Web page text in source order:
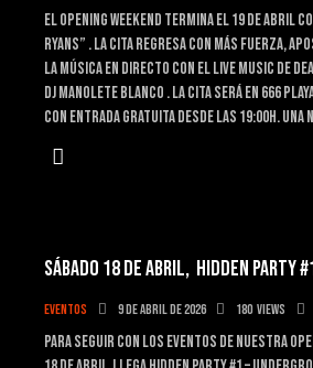
El OPENING WEEKEND TERMINA EL 19 de abril
Ryans” . La cita regresa con más fuerza,
la música en directo con EL LIVE MUSIC DE
DJ Manolete Blanco . La cita será en 666
con entrada gratuita desde las 19:00h. Una
SÁBADO 18 DE ABRIL, HIDDEN PARTY
Eventos 9 de abril de 2026 180 Views
Para seguir con los eventos de nuestra